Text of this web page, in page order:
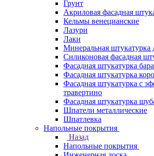
Грунт
Акриловая фасадная
Кельмы венецианские
Лазури
Лаки
Минеральная штукатурка
Силиконовая фасадная
Фасадная штукатурка
Фасадная штукатурка
Фасадная штукатурка с
травертино
Фасадная штукатурка
Шпатели металлические
Шпатлевка
Напольные покрытия
Назад
Напольные покрытия